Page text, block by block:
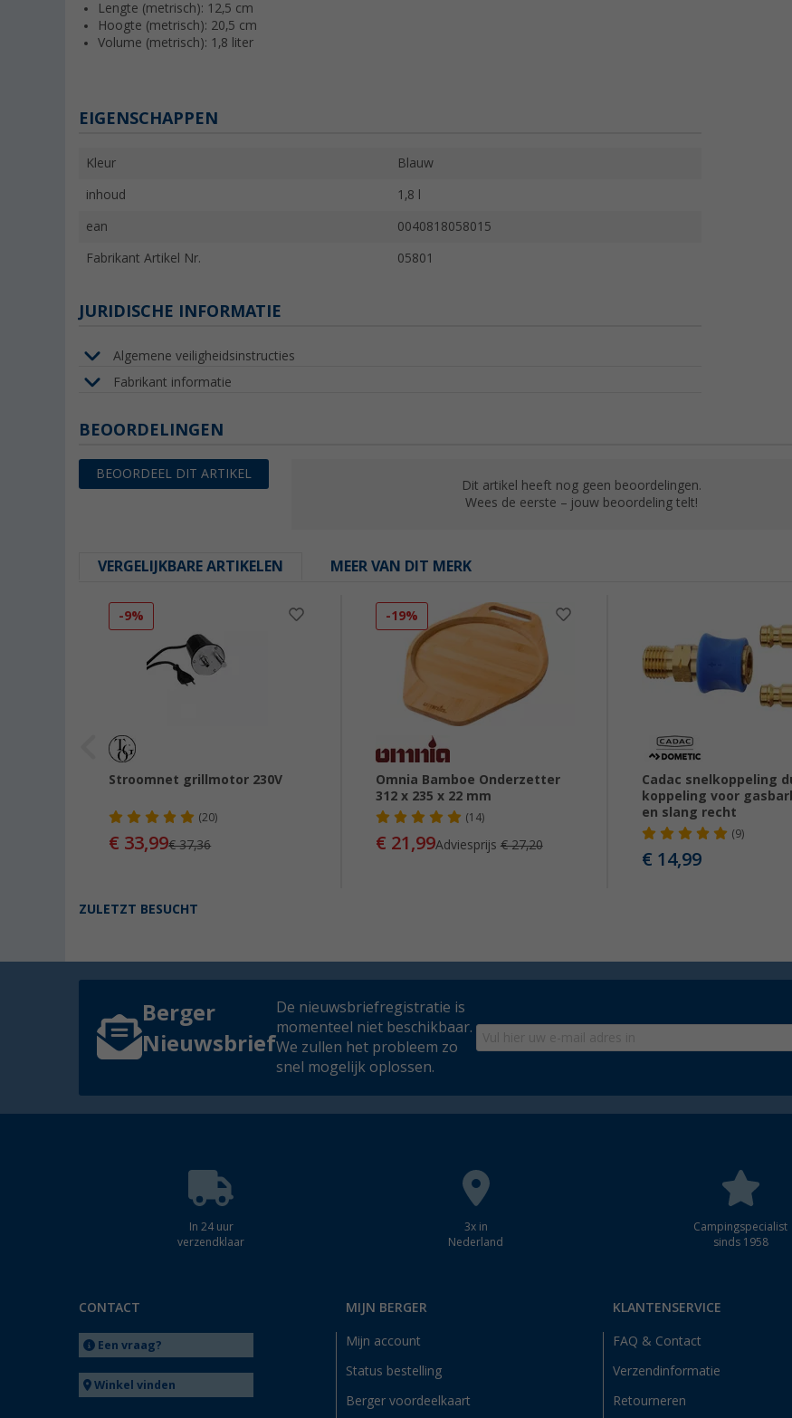
Lengte (metrisch): 12,5 cm
Hoogte (metrisch): 20,5 cm
Volume (metrisch): 1,8 liter
EIGENSCHAPPEN
Kleur Blauw
inhoud 1,8 l
ean 0040818058015
Fabrikant Artikel Nr. 05801
JURIDISCHE INFORMATIE
Algemene veiligheidsinstructies
Fabrikant informatie
BEOORDELINGEN
BEOORDEEL DIT ARTIKEL
Dit artikel heeft nog geen beoordelingen.
Wees de eerste – jouw beoordeling telt!
VERGELIJKBARE ARTIKELEN MEER VAN DIT MERK
-9%
Stroomnet grillmotor 230V
(20)
€ 33,99€ 37,36
-19%
Omnia Bamboe Onderzetter
312 x 235 x 22 mm
(14)
€ 21,99Adviesprijs € 27,20
Cadac snelkoppeling
koppeling voor
en slang recht
(9)
€ 14,99
ZULETZT BESUCHT
Berger
Nieuwsbrief
De nieuwsbriefregistratie is
momenteel niet beschikbaar.
We zullen het probleem zo
snel mogelijk oplossen.
In 24 uur
verzendklaar
3x in
Nederland
Campingspecialist
sinds 1958
CONTACT
Een vraag?
Winkel vinden
MIJN BERGER
Mijn account
Status bestelling
Berger voordeelkaart
KLANTENSERVICE
FAQ & Contact
Verzendinformatie
Retourneren